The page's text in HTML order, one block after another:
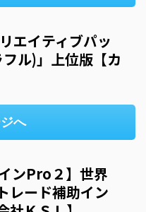
エイティブパッ
ル)」上位版【カ
へ
ンPro２】世界
レード補助イン